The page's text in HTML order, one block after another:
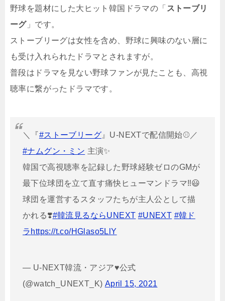
野球を題材にした大ヒット韓国ドラマの「 ストーブリ
ーグ」です。
ストーブリーグは女性を含め、野球に興味のない層に
も受け入れられたドラマとされますが。
普段はドラマを見ない野球ファンが見たことも、高視
聴率に繋がったドラマです。
＼『#ストーブリーグ 』U-NEXTで配信開始⚾️／
#ナムグン・ミン 主演✨
韓国で高視聴率を記録した野球経験ゼロのGMが
最下位球団を立て直す痛快ヒューマンドラマ‼️😃
球団を運営するスタッフたちが主人公として描
かれる❣️#韓流見るならUNEXT #UNEXT #韓ド
ラ https://t.co/HGlaso5LlY
— U-NEXT韓流・アジア♥公式
(@watch_UNEXT_K) April 15, 2021